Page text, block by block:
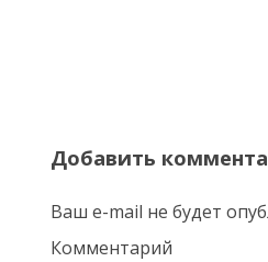
Добавить
Ваш e-mail не будет
Комментарий